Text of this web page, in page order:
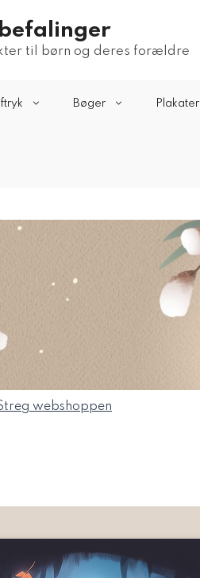
til børn og deres forældre
Bøger Plakater
webshoppen